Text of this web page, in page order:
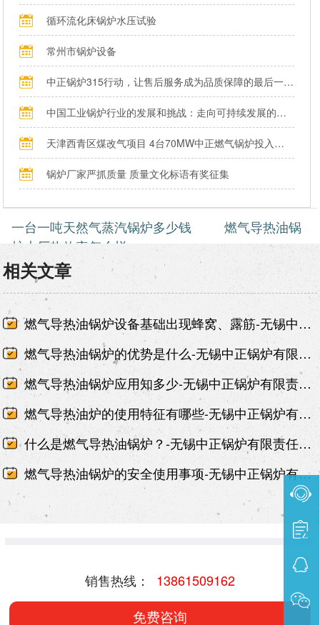
循环流化床锅炉水压试验
常州市锅炉设备
中正锅炉315行动，让售后服务成为品质保障的最后一公里
中国工业锅炉行业的发展和挑战：走向可持续发展的新阶段
天津西青区煤改气项目 4台70MW中正燃气锅炉投入运行
锅炉厂家严抓质量 质量文化标语有奖征集
一台一吨天然气蒸汽锅炉多少钱
燃气导热油锅
炉大厂热效率怎么样
相关文章
燃气导热油锅炉设备基础出现蜂窝、露筋-无锡中正锅炉有限责任公司
燃气导热油锅炉的优势是什么-无锡中正锅炉有限责任公司
燃气导热油锅炉应用知多少-无锡中正锅炉有限责任公司
燃气导热油炉的使用特征有哪些-无锡中正锅炉有限责任公司
什么是燃气导热油锅炉？-无锡中正锅炉有限责任公司
燃气导热油锅炉的安全使用事项-无锡中正锅炉有限责任公司
销售热线： 13861509162
免费咨询